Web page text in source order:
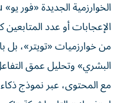
الإعجابات أو عدد
من خوارزميات «تويتر»،
البشري» وتحليل عمق
مع المحتوى، عبر نموذج